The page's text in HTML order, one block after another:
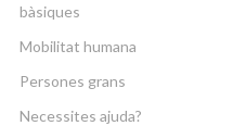
bàsiques
Mobilitat humana
Persones grans
Necessites ajuda?